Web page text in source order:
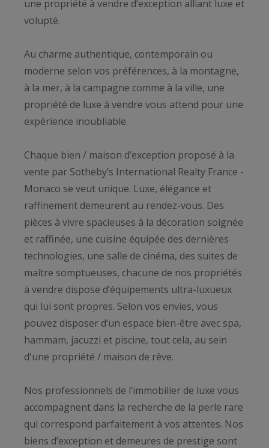
une propriété à vendre d’exception alliant luxe et
volupté.
Au charme authentique, contemporain ou
moderne selon vos préférences, à la montagne,
à la mer, à la campagne comme à la ville, une
propriété de luxe à vendre vous attend pour une
expérience inoubliable.
Chaque bien / maison d’exception proposé à la
vente par Sotheby’s International Realty France -
Monaco se veut unique. Luxe, élégance et
raffinement demeurent au rendez-vous. Des
pièces à vivre spacieuses à la décoration soignée
et raffinée, une cuisine équipée des dernières
technologies, une salle de cinéma, des suites de
maître somptueuses, chacune de nos propriétés
à vendre dispose d’équipements ultra-luxueux
qui lui sont propres. Selon vos envies, vous
pouvez disposer d’un espace bien-être avec spa,
hammam, jacuzzi et piscine, tout cela, au sein
d'une propriété / maison de rêve.
Nos professionnels de l’immobilier de luxe vous
accompagnent dans la recherche de la perle rare
qui correspond parfaitement à vos attentes. Nos
biens d’exception et demeures de prestige sont